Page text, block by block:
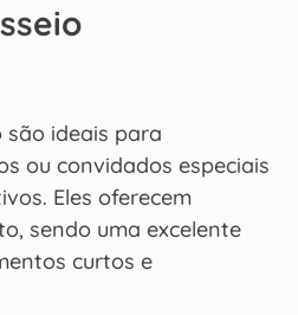
são ideais para
ou convidados especiais
Eles oferecem
sendo uma excelente
curtos e